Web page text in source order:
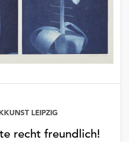
recht freundlich!
LEIPZIG